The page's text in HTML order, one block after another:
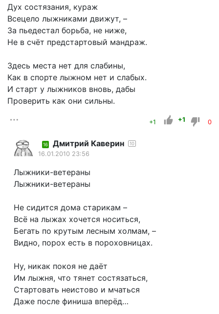
Дух состязания, кураж
Всецело лыжниками движут, –
За пьедестал борьба, не ниже,
Не в счёт предстартовый мандраж.
Здесь места нет для слабины,
Как в спорте лыжном нет и слабых.
И старт у лыжников вновь, дабы
Проверить как они сильны.
+1 +1 0
16 Дмитрий Каверин 10
16.01.2010 23:56
Лыжники-ветераны
Лыжники-ветераны
Не сидится дома старикам –
Всё на лыжах хочется носиться,
Бегать по крутым лесным холмам, –
Видно, порох есть в пороховницах.
Ну, никак покоя не даёт
Им лыжня, что тянет состязаться,
Стартовать неистово и мчаться
Даже после финиша вперёд…